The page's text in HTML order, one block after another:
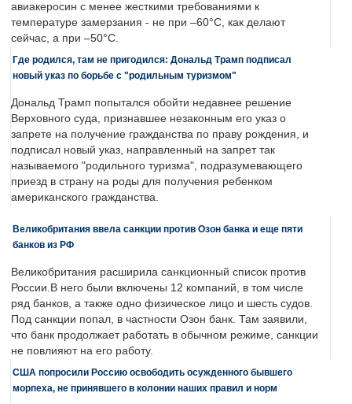
авиакеросин с менее жесткими требованиями к
температуре замерзания - не при –60°C, как делают
сейчас, а при –50°C.
Где родился, там не пригодился: Дональд Трамп подписал
новый указ по борьбе с "родильным туризмом"
Дональд Трамп попытался обойти недавнее решение
Верховного суда, признавшее незаконным его указ о
запрете на получение гражданства по праву рождения, и
подписал новый указ, направленный на запрет так
называемого "родильного туризма", подразумевающего
приезд в страну на роды для получения ребенком
американского гражданства.
Великобритания ввела санкции против Озон банка и еще пяти
банков из РФ
Великобритания расширила санкционный список против
России.В него были включены 12 компаний, в том числе
ряд банков, а также одно физическое лицо и шесть судов.
Под санкции попал, в частности Озон банк. Там заявили,
что банк продолжает работать в обычном режиме, санкции
не повлияют на его работу.
США попросили Россию освободить осужденного бывшего
морпеха, не принявшего в колонии наших правил и норм